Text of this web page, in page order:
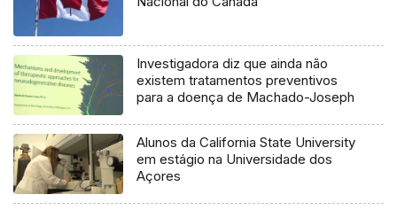
Investigadora diz que ainda não
existem tratamentos preventivos
para a doença de Machado-Joseph
Alunos da California State University
em estágio na Universidade dos
Açores